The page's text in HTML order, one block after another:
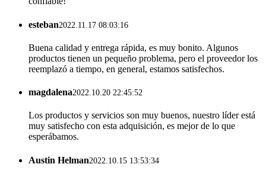
esteban2022.11.17 08:03:16
Buena calidad y entrega rápida, es muy bonito. Algunos
productos tienen un pequeño problema, pero el proveedor los
reemplazó a tiempo, en general, estamos satisfechos.
magdalena2022.10.20 22:45:52
Los productos y servicios son muy buenos, nuestro líder está
muy satisfecho con esta adquisición, es mejor de lo que
esperábamos.
Austin Helman2022.10.15 13:53:34